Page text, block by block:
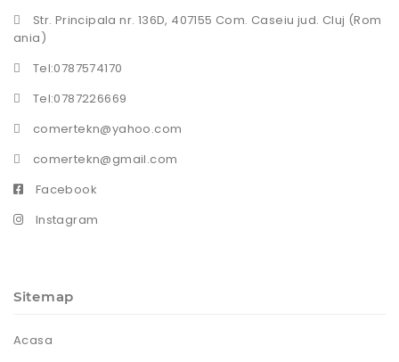
Str. Principala nr. 136D, 407155 Com. Caseiu jud. Cluj (Rom
ania)
Tel:0787574170
Tel:0787226669
comertekn@yahoo.com
comertekn@gmail.com
Facebook
Instagram
Sitemap
Acasa